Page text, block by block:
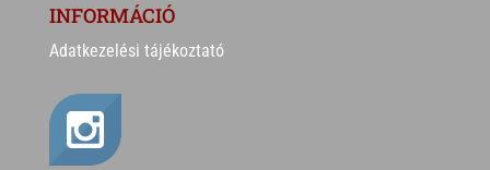
INFORMÁCIÓ
Adatkezelési tájékoztató